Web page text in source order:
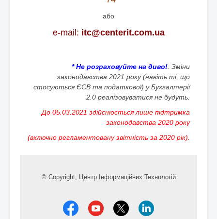
або
e-mail: itc@centerit.com.ua
* Не розраховуйте на диво! . Зміни
законодавства 2021 року (навіть ті, що
стосуються ЄСВ та податкової) у Бухгалтерії
2.0 реалізовуватися не будуть.
До 05.03.2021 здійснюється лише підтримка
законодавства 2020 року
(включно регламентовану звітність за 2020 рік).
© Copyright, Центр Інформаційних Технологій